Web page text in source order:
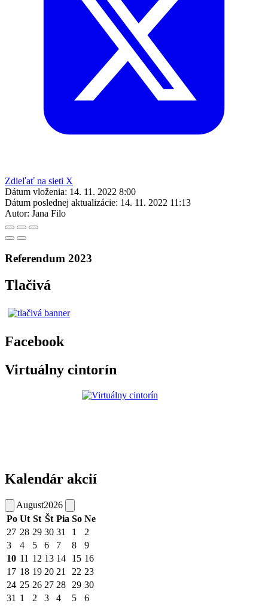
Zdieľať na sieti X
Dátum vloženia: 14. 11. 2022 8:00
Dátum poslednej aktualizácie: 14. 11. 2022 11:13
Autor: Jana Filo
Referendum 2023
Tlačivá
Facebook
Virtuálny cintorín
Kalendár akcií
August2026
Po Ut St Št Pia So Ne
27 28 29 30 31 1
2
3
4 5 6 7 8
9
10 11 12 13 14 15 16
17 18 19 20 21 22 23
24 25 26 27 28 29 30
31 1 2 3 4 5 6